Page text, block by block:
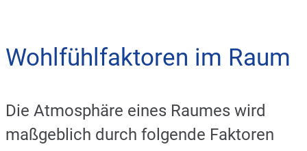
Wohlfühlfaktoren im Raum
Die Atmosphäre eines Raumes wird
maßgeblich durch folgende Faktoren